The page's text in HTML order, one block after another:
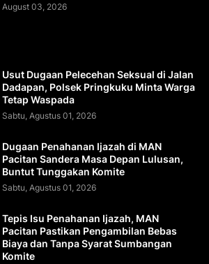
August 03, 2026
Usut Dugaan Pelecehan Seksual di Jalan
Dadapan, Polsek Pringkuku Minta Warga
Tetap Waspada
Sabtu, Agustus 01, 2026
Dugaan Penahanan Ijazah di MAN
Pacitan Sandera Masa Depan Lulusan,
Buntut Tunggakan Komite
Sabtu, Agustus 01, 2026
Tepis Isu Penahanan Ijazah, MAN
Pacitan Pastikan Pengambilan Bebas
Biaya dan Tanpa Syarat Sumbangan
Komite